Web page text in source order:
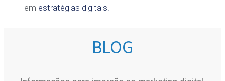
em estratégias digitais.
BLOG